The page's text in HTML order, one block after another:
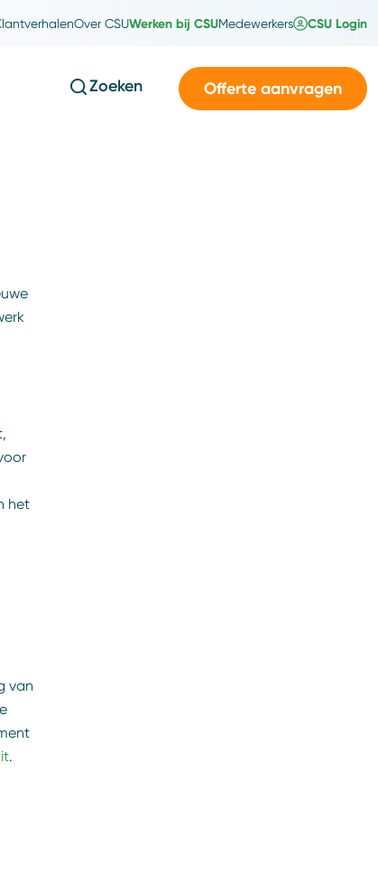
Over CSUWerken bij CSUMedewerkers CSU Login
Zoeken Offerte aanvragen
het
van
.